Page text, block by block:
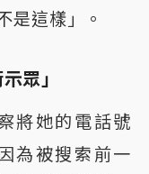
是這樣」。
眾」
將她的電話號
為被搜索前一